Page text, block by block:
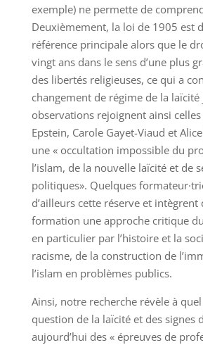
exemple) ne permette de
Deuxièmement, la loi de 1905 est
référence principale alors que le
vingt ans dans le sens d’une plus
des libertés religieuses, ce qui a
changement de régime de la
observations rejoignent ainsi celles
Epstein, Carole Gayet-Viaud et
une « occultation impossible du
l’islam, de la nouvelle laïcité et de
politiques». Quelques
d’ailleurs cette réserve et intègrent
formation une approche critique
en particulier par l’histoire et la
racisme, de la construction de
l’islam en problèmes publics.
Ainsi, notre recherche révèle à
question de la laïcité et des signes
aujourd’hui des « épreuves de